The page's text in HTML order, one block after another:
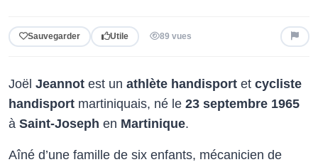
Sauvegarder Utile 89 vues
Joël Jeannot est un athlète handisport et cycliste
handisport martiniquais, né le 23 septembre 1965
à Saint-Joseph en Martinique.
Aîné d’une famille de six enfants, mécanicien de